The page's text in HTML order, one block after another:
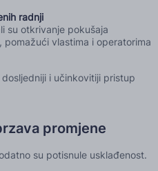
radnji
su otkrivanje pokušaja
vlastima i operatorima
i učinkovitiji pristup
promjene
su potisnule usklađenost.